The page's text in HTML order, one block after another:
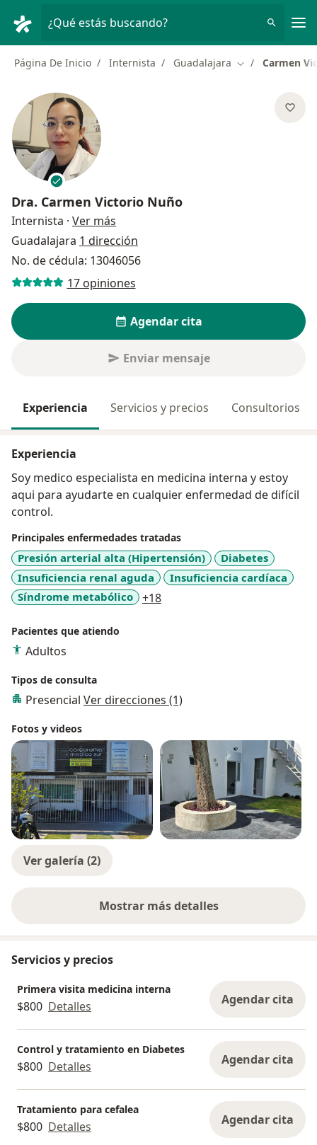
¿Qué estás buscando?
Página De Inicio Internista Guadalajara Cambiar de
Carmen
Dra. Carmen Victorio Nuño
Internista · Ver más
Guadalajara 1 dirección
No. de cédula: 13046056
17 opiniones
Agendar cita
Enviar mensaje
Experiencia Servicios y precios Consultorios
Experiencia
Soy medico especialista en medicina interna y estoy
aqui para ayudarte en cualquier enfermedad de difícil
control.
Principales enfermedades tratadas
Presión arterial alta (Hipertensión)
Diabetes
Insuficiencia renal aguda
Insuficiencia cardíaca
Síndrome metabólico
+18a11y_sr_more_diseases
Pacientes que atiendo
Adultos
Tipos de consulta
Presencial Ver direcciones (1)
Fotos y videos
Ver galería (2)
Mostrar más detalles
sobre la experiencia
Servicios y precios
Primera visita medicina interna
$800 Detalles Agendar cita
Control y tratamiento en Diabetes
$800 Detalles Agendar cita
Tratamiento para cefalea
$800 Detalles Agendar cita